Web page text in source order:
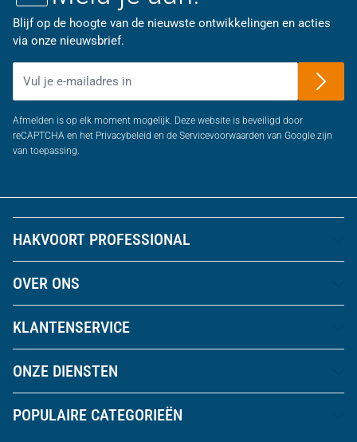
Blijf op de hoogte van de nieuwste ontwikkelingen en acties
via onze nieuwsbrief.
Afmelden is op elk moment mogelijk. Deze website is beveiligd door
reCAPTCHA en het Privacybeleid en de Servicevoorwaarden van Google zijn
van toepassing.
HAKVOORT PROFESSIONAL
OVER ONS
KLANTENSERVICE
ONZE DIENSTEN
POPULAIRE CATEGORIEËN